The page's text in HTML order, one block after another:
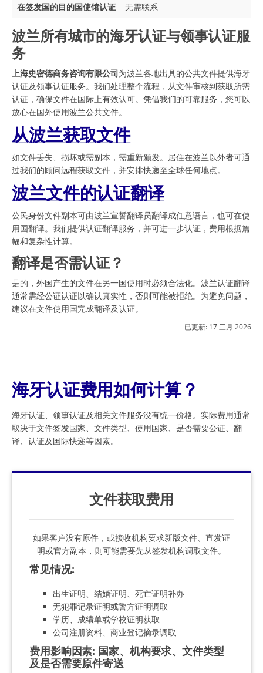
在签发国的目的国使馆认证
无需联系
波兰所有城市的海牙认证与领事认证服
务
上海史密德商务咨询有限公司为波兰各地出具的公共文件提供海牙
认证及领事认证服务。我们处理整个流程，从文件审核到获取所需
认证，确保文件在国际上有效认可。凭借我们的可靠服务，您可以
放心在国外使用波兰公共文件。
从波兰获取文件
如文件丢失、损坏或需副本，需重新颁发。居住在波兰以外者可通
过我们的顾问远程获取文件，并安排快递至全球任何地点。
波兰文件的认证翻译
公民身份文件副本可由波兰宣誓翻译员翻译成任意语言，也可在使
用国翻译。我们提供认证翻译服务，并可进一步认证，费用根据篇
幅和复杂性计算。
翻译是否需认证？
是的，外国产生的文件在另一国使用时必须合法化。波兰认证翻译
通常需经公证认证以确认真实性，否则可能被拒绝。为避免问题，
建议在文件使用国完成翻译及认证。
已更新: 17 三月 2026
海牙认证费用如何计算？
海牙认证、领事认证及相关文件服务没有统一价格。实际费用通常
取决于文件签发国家、文件类型、使用国家、是否需要公证、翻
译、认证及国际快递等因素。
文件获取费用
如果客户没有原件，或接收机构要求新版文件、直发证
明或官方副本，则可能需要先从签发机构调取文件。
常见情况:
出生证明、结婚证明、死亡证明补办
无犯罪记录证明或警方证明调取
学历、成绩单或学校证明获取
公司注册资料、商业登记摘录调取
费用影响因素: 国家、机构要求、文件类型
及是否需要原件寄送